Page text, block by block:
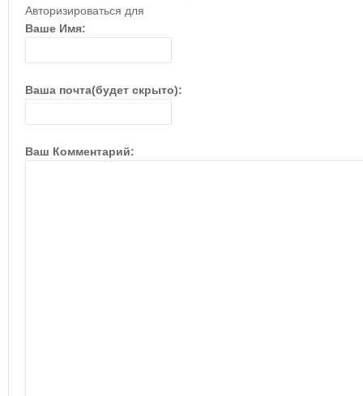
Авторизироваться для
Ваше Имя:
Ваша почта(будет скрыто):
Ваш Комментарий: